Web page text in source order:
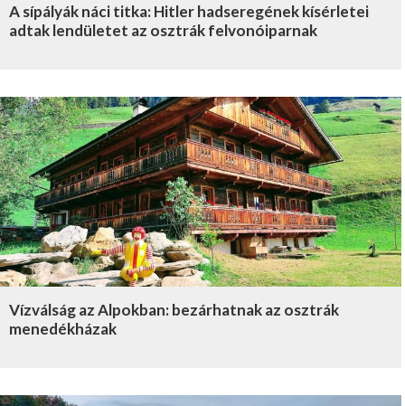
A sípályák náci titka: Hitler hadseregének kísérletei
adtak lendületet az osztrák felvonóiparnak
Vízválság az Alpokban: bezárhatnak az osztrák
menedékházak